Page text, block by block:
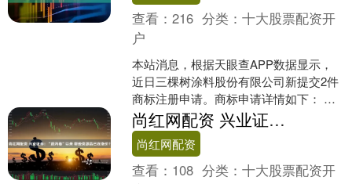
查看：216 分类：十大股票配资开
户
本站消息，根据天眼查APP数据显示，
近日三棵树涂料股份有限公司新提交2件
商标注册申请。商标申请详情如下： 今
年以来三棵树涂料股份有限公司新申请
注册商标87件，截....
尚红网配资 兴业证券：“反内卷”以来 哪些资源品已在涨价？
尚红网配资
查看： 108 分类：十大股票配资开